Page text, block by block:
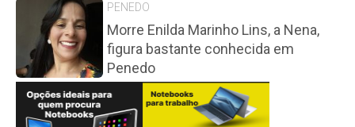
PENEDO
Morre Enilda Marinho Lins, a Nena,
figura bastante conhecida em
Penedo